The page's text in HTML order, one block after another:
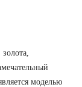
моделью